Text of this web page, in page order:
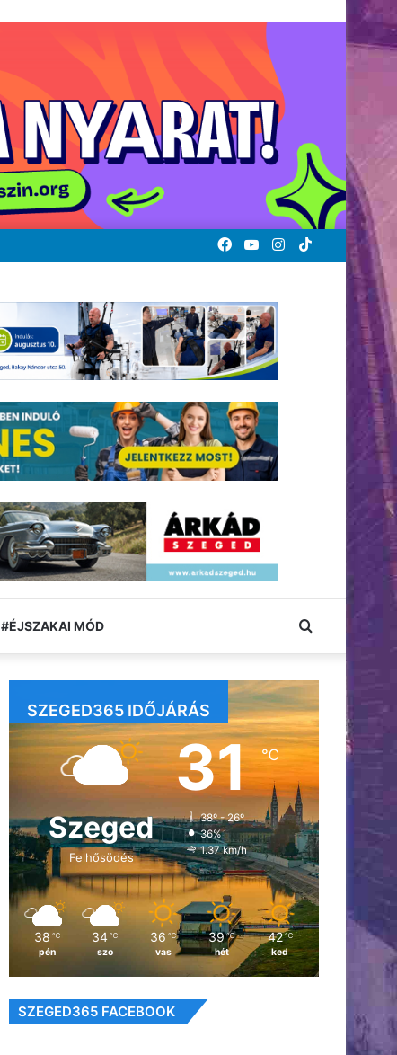
TikTok
Instagram
YouTube
Facebook
#ÉJSZAKAI MÓD Keresés:
SZEGED365 IDŐJÁRÁS
Szeged
Felhősödés
31℃
38º - 26º
36%
1.37 km/h
38 ℃
pén
34 ℃
szo
36 ℃
vas
39 ℃
hét
42 ℃
ked
SZEGED365 FACEBOOK